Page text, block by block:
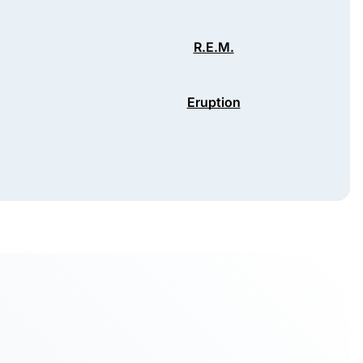
R.E.M.
Eruption